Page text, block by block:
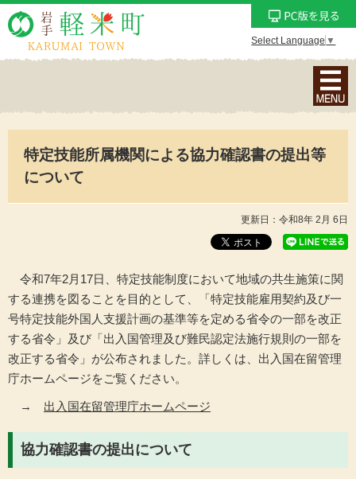
Select Language ▼
ナ
ビ
シ
メ
ニ
ュ
ー
を
表
示
特定技能所属機関による協力確認書の提出等
について
更新日：令和8年 2月 6日
令和7年2月17日、特定技能制度において地域の共生施策に関
する連携を図ることを目的として、「特定技能雇用契約及び一
号特定技能外国人支援計画の基準等を定める省令の一部を改正
する省令」及び「出入国管理及び難民認定法施行規則の一部を
改正する省令」が公布されました。詳しくは、出入国在留管理
庁ホームページをご覧ください。
→ 出入国在留管理庁ホームページ
協力確認書の提出について